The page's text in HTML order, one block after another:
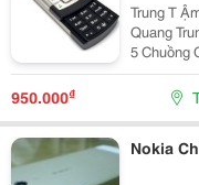
Trung T
Quang
5 Chuồng
Ms Tuyến Điện Thoại Nokia 6500 Slide Lại Có Vẻ Đẹp
Khác
950.000₫
Nokia